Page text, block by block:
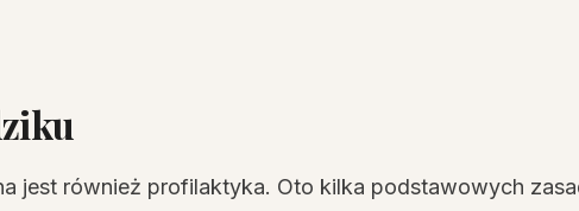
jest również profilaktyka. Oto kilka podstawowych